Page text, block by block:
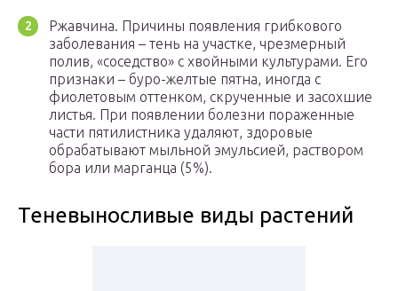
Ржавчина. Причины появления грибкового
заболевания – тень на участке, чрезмерный
полив, «соседство» с хвойными культурами. Его
признаки – буро-желтые пятна, иногда с
фиолетовым оттенком, скрученные и засохшие
листья. При появлении болезни пораженные
части пятилистника удаляют, здоровые
обрабатывают мыльной эмульсией, раствором
бора или марганца (5%).
Теневыносливые виды растений